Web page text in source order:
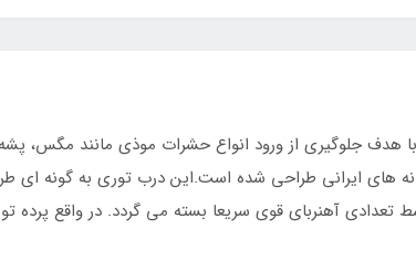
جلوگیری از ورود انواع حشرات موذی مانند مگس،
های ایرانی طراحی شده است.این درب توری به گونه ای
آهنربای قوی سریعا بسته می گردد. در واقع پرده